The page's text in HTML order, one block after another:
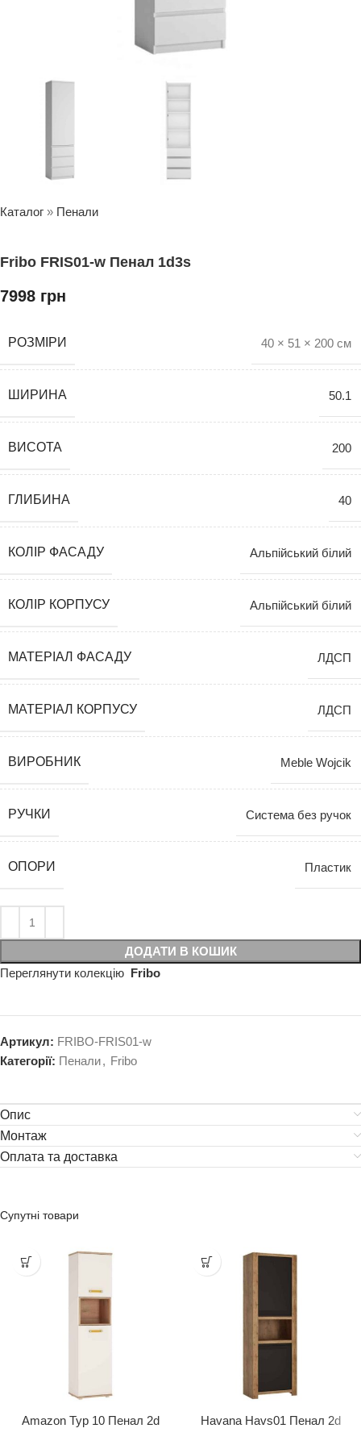
Каталог » Пенали
Fribo FRIS01-w Пенал 1d3s
7998 грн
РОЗМІРИ 40 × 51 × 200 см
ШИРИНА 50.1
ВИСОТА 200
ГЛИБИНА 40
КОЛІР ФАСАДУ Альпійський білий
КОЛІР КОРПУСУ Альпійський білий
МАТЕРІАЛ ФАСАДУ ЛДСП
МАТЕРІАЛ КОРПУСУ ЛДСП
ВИРОБНИК Meble Wojcik
РУЧКИ Система без ручок
ОПОРИ Пластик
ДОДАТИ В КОШИК
Переглянути колекцію Fribo
Артикул: FRIBO-FRIS01-w
Категорії: Пенали, Fribo
Опис
Монтаж
Оплата та доставка
Супутні товари
Amazon Typ 10 Пенал 2d Havana Havs01 Пенал 2d